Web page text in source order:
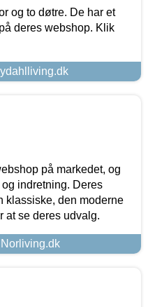
og to døtre. De har et
deres webshop. Klik
på markedet, og
indretning. Deres
klassiske, den moderne
at se deres udvalg.